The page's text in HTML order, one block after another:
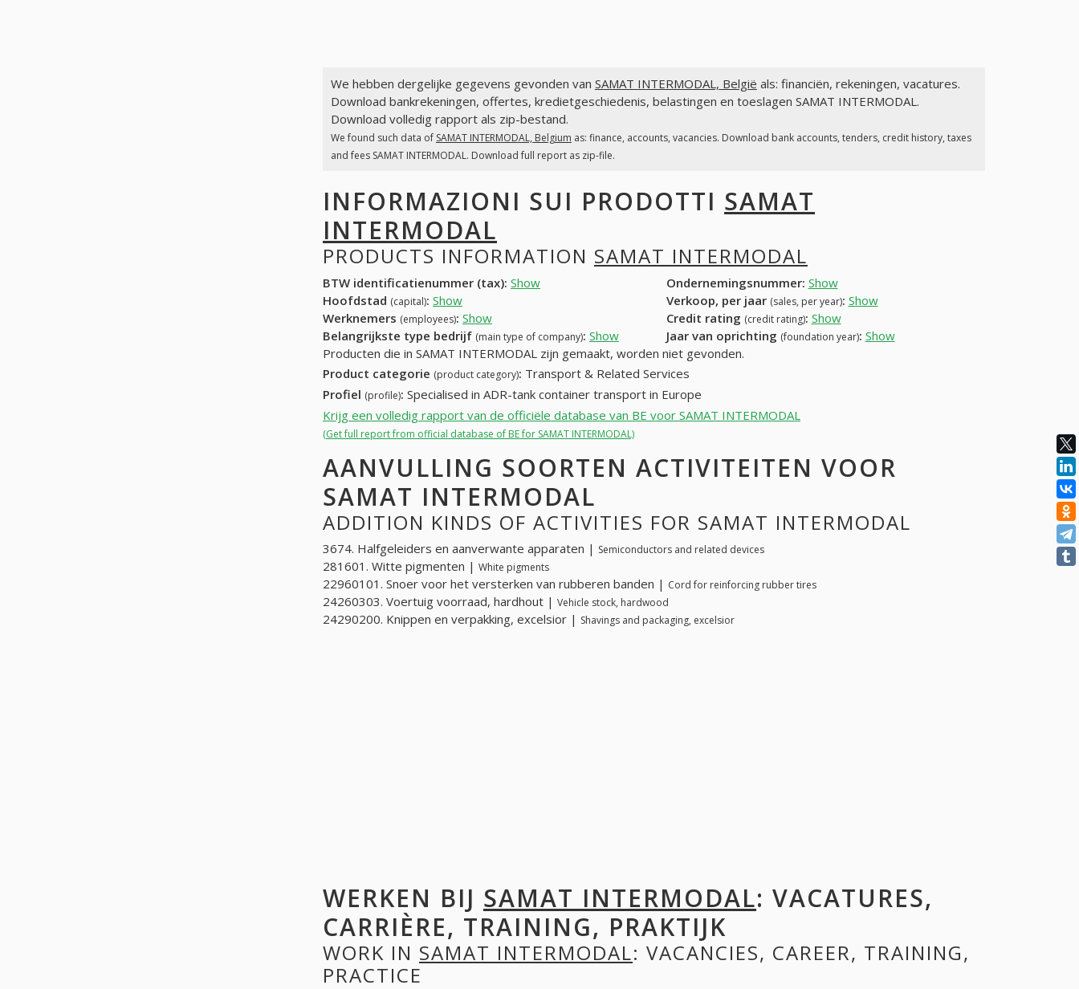
We hebben dergelijke gegevens gevonden van SAMAT INTERMODAL, België als: financiën, rekeningen, vacatures.
Download bankrekeningen, offertes, kredietgeschiedenis, belastingen en toeslagen SAMAT INTERMODAL.
Download volledig rapport als zip-bestand.
We found such data of SAMAT INTERMODAL, Belgium as: finance, accounts, vacancies. Download bank accounts, tenders, credit history, taxes
and fees SAMAT INTERMODAL. Download full report as zip-file.
INFORMAZIONI SUI PRODOTTI SAMAT
INTERMODAL
PRODUCTS INFORMATION SAMAT INTERMODAL
BTW identificatienummer (tax): Show Ondernemingsnummer: Show
Hoofdstad (capital): Show Verkoop, per jaar (sales, per year): Show
Werknemers (employees): Show Credit rating (credit rating): Show
Belangrijkste type bedrijf (main type of company): Show Jaar van oprichting (foundation year): Show
Producten die in SAMAT INTERMODAL zijn gemaakt, worden niet gevonden.
Product categorie (product category): Transport & Related Services
Profiel (profile): Specialised in ADR-tank container transport in Europe
Krijg een volledig rapport van de officiële database van BE voor SAMAT INTERMODAL
(Get full report from official database of BE for SAMAT INTERMODAL)
AANVULLING SOORTEN ACTIVITEITEN VOOR
SAMAT INTERMODAL
ADDITION KINDS OF ACTIVITIES FOR SAMAT INTERMODAL
3674. Halfgeleiders en aanverwante apparaten | Semiconductors and related devices
281601. Witte pigmenten | White pigments
22960101. Snoer voor het versterken van rubberen banden | Cord for reinforcing rubber tires
24260303. Voertuig voorraad, hardhout | Vehicle stock, hardwood
24290200. Knippen en verpakking, excelsior | Shavings and packaging, excelsior
WERKEN BIJ SAMAT INTERMODAL: VACATURES,
CARRIÈRE, TRAINING, PRAKTIJK
WORK IN SAMAT INTERMODAL: VACANCIES, CAREER, TRAINING,
PRACTICE